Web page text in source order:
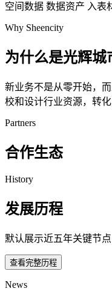
空间数据 数据资产 入表
Why Sheencity
为什么是光辉城
新业务不是从零开始，
校和设计行业资源，转
Partners
合作生态
History
发展历程
默认展示近五年关键节
查看完整历程
News